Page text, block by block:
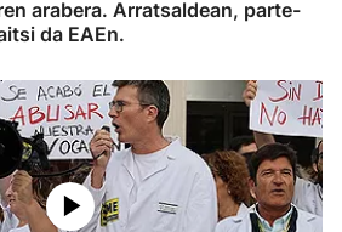
arabera. Arratsaldean, parte-
da EAEn.